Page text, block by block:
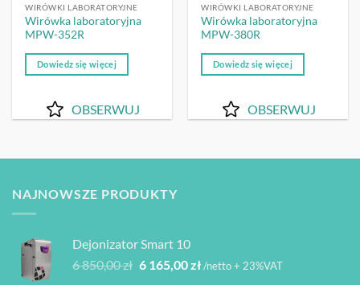
WIRÓWKI LABORATORYJNE
Wirówka laboratoryjna
MPW-352R
Dowiedz się więcej
OBSERWUJ
WIRÓWKI LABORATORYJNE
Wirówka laboratoryjna
MPW-380R
Dowiedz się więcej
OBSERWUJ
NAJNOWSZE PRODUKTY
Dejonizator Smart 10
6 850,00zł Pierwotna
6 165,00złAktualna
/netto + 23%VAT